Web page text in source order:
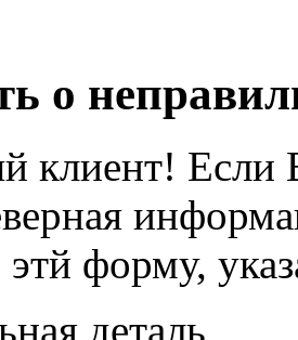
о
клиент! Если
этй форму,
деталь